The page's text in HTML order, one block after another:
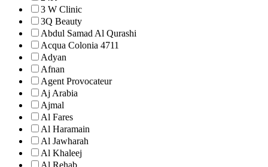
3 W Clinic
3Q Beauty
Abdul Samad Al Qurashi
Acqua Colonia 4711
Adyan
Afnan
Agent Provocateur
Aj Arabia
Ajmal
Al Fares
Al Haramain
Al Jawharah
Al Khaleej